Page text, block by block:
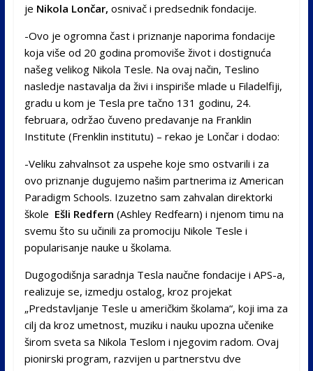
je Nikola Lončar, osnivač i predsednik fondacije.
-Ovo je ogromna čast i priznanje naporima fondacije
koja više od 20 godina promoviše život i dostignuća
našeg velikog Nikola Tesle. Na ovaj način, Teslino
nasledje nastavalja da živi i inspiriše mlade u Filadelfiji,
gradu u kom je Tesla pre tačno 131 godinu, 24.
februara, održao čuveno predavanje na Franklin
Institute (Frenklin institutu) – rekao je Lončar i dodao:
-Veliku zahvalnsot za uspehe koje smo ostvarili i za
ovo priznanje dugujemo našim partnerima iz American
Paradigm Schools. Izuzetno sam zahvalan direktorki
škole Ešli Redfern (Ashley Redfearn) i njenom timu na
svemu što su učinili za promociju Nikole Tesle i
popularisanje nauke u školama.
Dugogodišnja saradnja Tesla naučne fondacije i APS-a,
realizuje se, izmedju ostalog, kroz projekat
„Predstavljanje Tesle u američkim školama“, koji ima za
cilj da kroz umetnost, muziku i nauku upozna učenike
širom sveta sa Nikola Teslom i njegovim radom. Ovaj
pionirski program, razvijen u partnerstvu dve